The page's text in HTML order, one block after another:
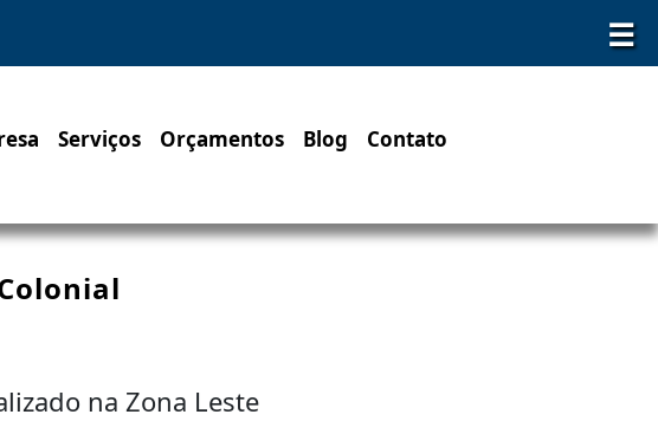
☰
Serviços Orçamentos Blog Contato
na Zona Leste